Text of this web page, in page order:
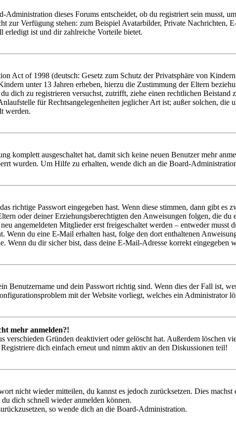
dieses Forums entscheidet, ob du registriert sein musst,
zur Verfügung stehen: zum Beispiel Avatarbilder, Private Nachrichten,
erledigt ist und dir zahlreiche Vorteile bietet.
Act of 1998 (deutsch: Gesetz zum Schutz der Privatsphäre von
unter 13 Jahren erheben, hierzu die Zustimmung der Eltern
dich zu registrieren versuchst, zutrifft, ziehe einen rechtlichen
für Rechtsangelegenheiten jeglicher Art ist; außer solchen,
werden.
komplett ausgeschaltet hat, damit sich keine neuen Benutzer mehr
wurden. Um Hilfe zu erhalten, wende dich an die Board-
richtige Passwort eingegeben hast. Wenn diese stimmen, dann gibt es
oder deiner Erziehungsberechtigten den Anweisungen folgen, die
angemeldeten Mitglieder erst freigeschaltet werden – entweder musst
du eine E-Mail erhalten hast, folge den dort enthaltenen
du dir sicher bist, dass deine E-Mail-Adresse korrekt eingegeben
Benutzername und dein Passwort richtig sind. Wenn dies der Fall ist,
mit der Website vorliegt, welches ein Administrator
mehr anmelden?!
verschieden Gründen deaktiviert oder gelöscht hat. Außerdem löschen
dich einfach erneut und nimm aktiv an den Diskussionen teil!
nicht wieder mitteilen, du kannst es jedoch zurücksetzen. Dies
dich schnell wieder anmelden können.
so wende dich an die Board-Administration.